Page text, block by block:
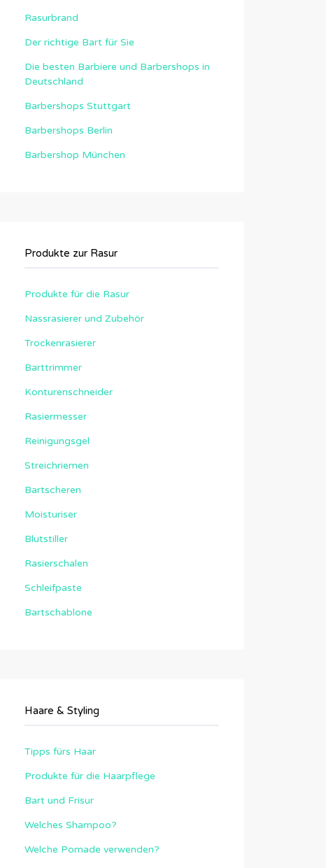
Rasurbrand
Der richtige Bart für Sie
Die besten Barbiere und Barbershops in
Deutschland
Barbershops Stuttgart
Barbershops Berlin
Barbershop München
Produkte zur Rasur
Produkte für die Rasur
Nassrasierer und Zubehör
Trockenrasierer
Barttrimmer
Konturenschneider
Rasiermesser
Reinigungsgel
Streichriemen
Bartscheren
Moisturiser
Blutstiller
Rasierschalen
Schleifpaste
Bartschablone
Haare & Styling
Tipps fürs Haar
Produkte für die Haarpflege
Bart und Frisur
Welches Shampoo?
Welche Pomade verwenden?